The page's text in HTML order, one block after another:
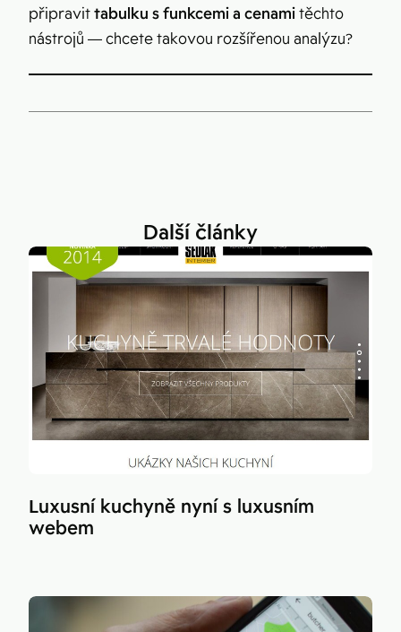
připravittabulku s funkcemi a cenamitěchto
nástrojů — chcete takovou rozšířenou analýzu?
Další články
Luxusní kuchyně nyní s luxusním
webem